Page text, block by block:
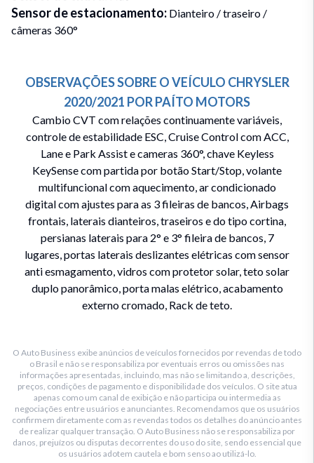
Sensor de estacionamento: Dianteiro / traseiro /
câmeras 360°
OBSERVAÇÕES SOBRE O VEÍCULO CHRYSLER
2020/2021 PORPAÍTO MOTORS
Cambio CVT com relações continuamente variáveis,
controle de estabilidade ESC, Cruise Control com ACC,
Lane e Park Assist e cameras 360°, chave Keyless
KeySense com partida por botão Start/Stop, volante
multifuncional com aquecimento, ar condicionado
digital com ajustes para as 3 fileiras de bancos, Airbags
frontais, laterais dianteiros, traseiros e do tipo cortina,
persianas laterais para 2° e 3° fileira de bancos, 7
lugares, portas laterais deslizantes elétricas com sensor
anti esmagamento, vidros com protetor solar, teto solar
duplo panorâmico, porta malas elétrico, acabamento
externo cromado, Rack de teto.
O Auto Business exibe anúncios de veículos fornecidos por revendas de todo
o Brasil e não se responsabiliza por eventuais erros ou omissões nas
informações apresentadas, incluindo, mas não se limitando a, descrições,
preços, condições de pagamento e disponibilidade dos veículos. O site atua
apenas como um canal de exibição e não participa ou intermedia as
negociações entre usuários e anunciantes. Recomendamos que os usuários
confirmem diretamente com as revendas todos os detalhes do anúncio antes
de realizar qualquer transação. O Auto Business não se responsabiliza por
danos, prejuízos ou disputas decorrentes do uso do site, sendo essencial que
os usuários adotem cautela e bom senso ao utilizá-lo.